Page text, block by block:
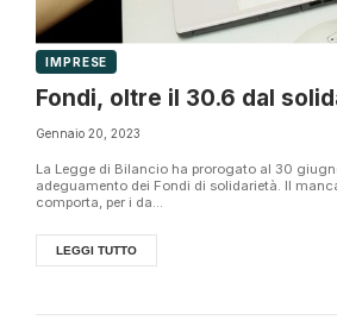
IMPRESE
Fondi, oltre il 30.6 dal
Gennaio 20, 2023
La Legge di Bilancio ha prorogato al 30
adeguamento dei Fondi di solidarietà. Il
comporta, per i da...
LEGGI TUTTO